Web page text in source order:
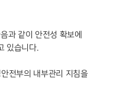
과 같이 안전성 확보에
있습니다.
전부의 내부관리 지침을